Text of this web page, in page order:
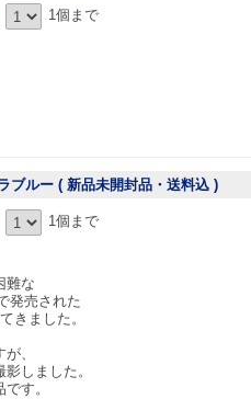
1個まで
ブルー ( 新品未開封品・送料込 )
1個まで
難な
発売された
きました。
、
しました。
す。